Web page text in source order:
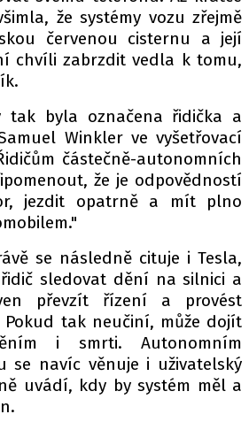
že systémy vozu zřejmě
červenou cisternu a její
chvíli zabrzdit vedla k tomu,
tak byla označena řidička a
Winkler ve vyšetřovací
částečně-autonomních
že je odpovědností
jezdit opatrně a mít plno
se následně cituje i Tesla,
sledovat dění na silnici a
převzít řízení a provést
Pokud tak neučiní, může dojít
i smrti. Autonomním
se navíc věnuje i uživatelský
uvádí, kdy by systém měl a